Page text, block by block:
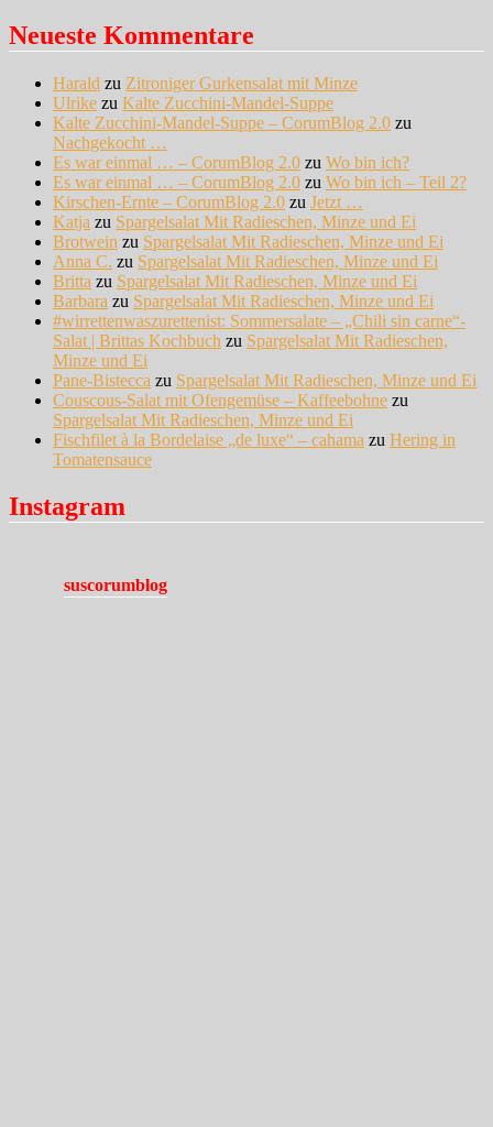
Neueste Kommentare
Harald zu Zitroniger Gurkensalat mit Minze
Ulrike zu Kalte Zucchini-Mandel-Suppe
Kalte Zucchini-Mandel-Suppe – CorumBlog 2.0 zu
Nachgekocht …
Es war einmal … – CorumBlog 2.0 zu Wo bin ich?
Es war einmal … – CorumBlog 2.0 zu Wo bin ich – Teil 2?
Kirschen-Ernte – CorumBlog 2.0 zu Jetzt …
Katja zu Spargelsalat Mit Radieschen, Minze und Ei
Brotwein zu Spargelsalat Mit Radieschen, Minze und Ei
Anna C. zu Spargelsalat Mit Radieschen, Minze und Ei
Britta zu Spargelsalat Mit Radieschen, Minze und Ei
Barbara zu Spargelsalat Mit Radieschen, Minze und Ei
#wirrettenwaszurettenist: Sommersalate – „Chili sin carne“-
Salat | Brittas Kochbuch zu Spargelsalat Mit Radieschen,
Minze und Ei
Pane-Bistecca zu Spargelsalat Mit Radieschen, Minze und Ei
Couscous-Salat mit Ofengemüse – Kaffeebohne zu
Spargelsalat Mit Radieschen, Minze und Ei
Fischfilet à la Bordelaise „de luxe“ – cahama zu Hering in
Tomatensauce
Instagram
suscorumblog